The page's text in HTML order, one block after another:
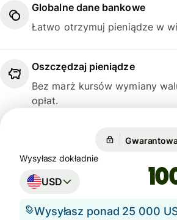
Globalne dane bankowe
Łatwo otrzymuj pieniądze w
Oszczędzaj pieniądze
Bez marż kursów wymiany
opłat.
1 USD =
Wysyłasz dokładnie
USD
Wysyłasz ponad 25 000